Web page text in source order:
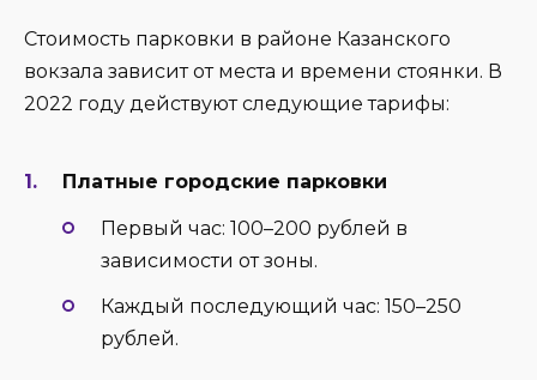
Стоимость парковки в районе Казанского
вокзала зависит от места и времени стоянки. В
2022 году действуют следующие тарифы:
Платные городские парковки
Первый час: 100–200 рублей в
зависимости от зоны.
Каждый последующий час: 150–250
рублей.